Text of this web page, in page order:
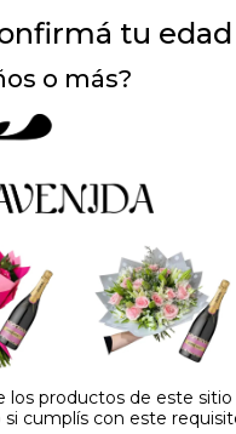
tu edad
o más?
los productos de este
cumplís con este